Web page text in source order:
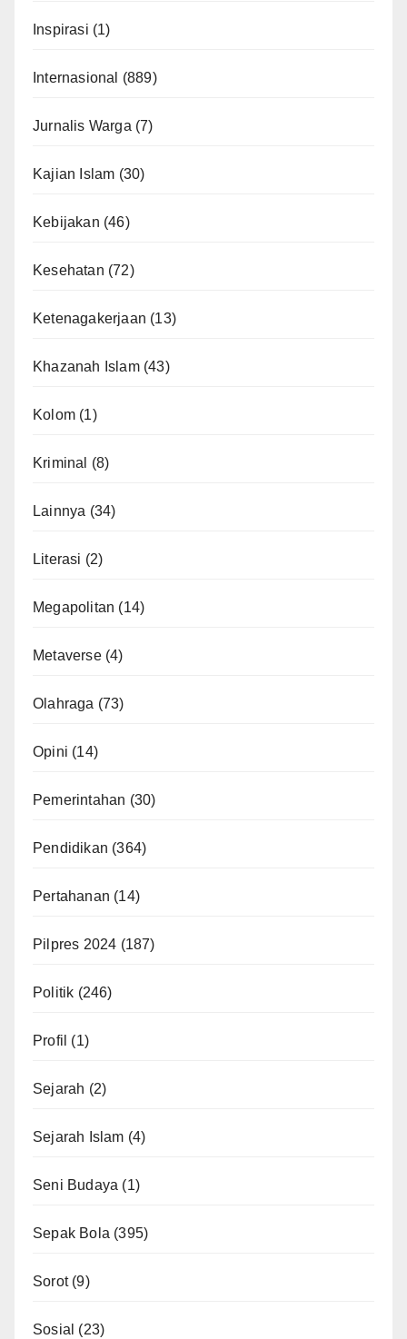
Inspirasi (1)
Internasional (889)
Jurnalis Warga (7)
Kajian Islam (30)
Kebijakan (46)
Kesehatan (72)
Ketenagakerjaan (13)
Khazanah Islam(43)
Kolom (1)
Kriminal (8)
Lainnya (34)
Literasi (2)
Megapolitan (14)
Metaverse(4)
Olahraga (73)
Opini (14)
Pemerintahan (30)
Pendidikan (364)
Pertahanan (14)
Pilpres 2024 (187)
Politik (246)
Profil (1)
Sejarah (2)
Sejarah Islam (4)
Seni Budaya (1)
Sepak Bola (395)
Sorot(9)
Sosial (23)